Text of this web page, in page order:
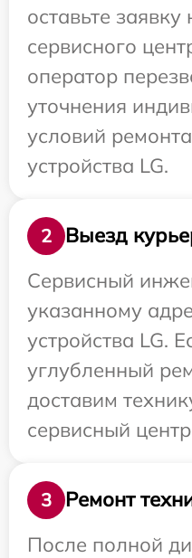
оставьте заявку
сервисного
оператор
уточнения
условий
устройства LG.
2
Выезд
Сервисный
указанному
устройства LG.
углубленный
доставим
сервисный
3
Ремонт
После полной